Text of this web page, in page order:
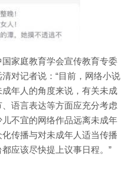
家庭教育学会宣传教育专委
对记者说：“目前，网络小说
年人的角度来说，有关未成
语言表达等方面应充分考虑
不宜的网络作品远离未成年
传播与对未成年人适当传播
应该尽快提上议事日程。”